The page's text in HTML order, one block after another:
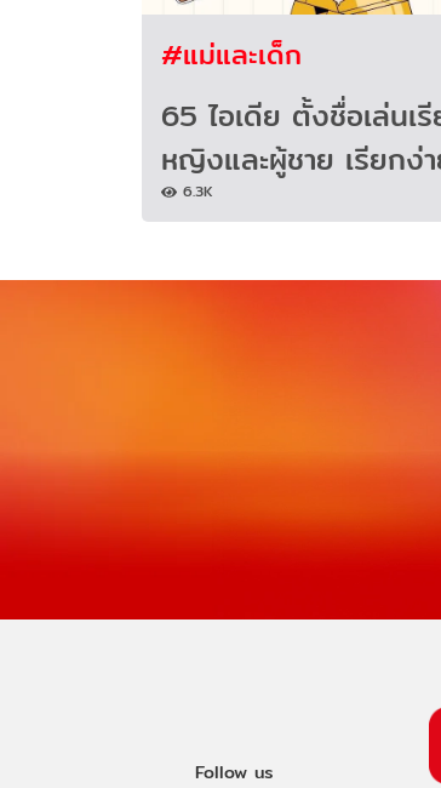
#แม่และเด็ก
65 ไอเดีย ตั้งชื่อเล่น
หญิงและผู้ชาย เรียกง่
6.3K
Follow us